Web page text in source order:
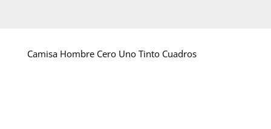
Camisa Hombre Cero Uno Tinto Cuadros